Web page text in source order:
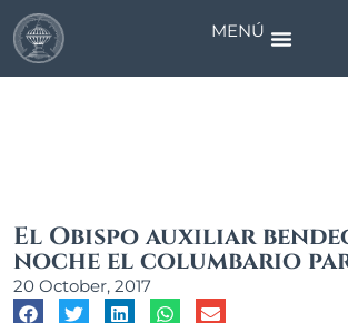
MENÚ
El Obispo auxiliar
noche el columbario
20 October, 2017